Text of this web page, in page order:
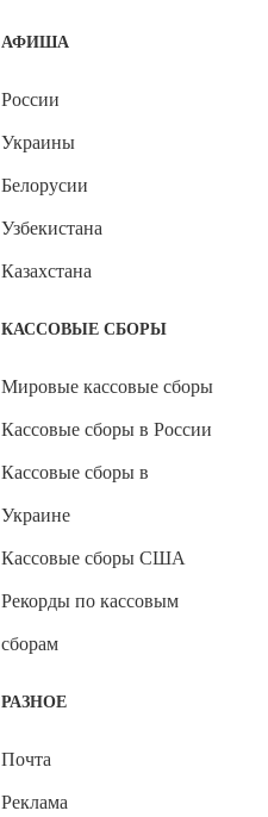
АФИША
России
Украины
Белорусии
Узбекистана
Казахстана
КАССОВЫЕ СБОРЫ
Мировые кассовые сборы
Кассовые сборы в России
Кассовые сборы в
Украине
Кассовые сборы США
Рекорды по кассовым
сборам
РАЗНОЕ
Почта
Реклама